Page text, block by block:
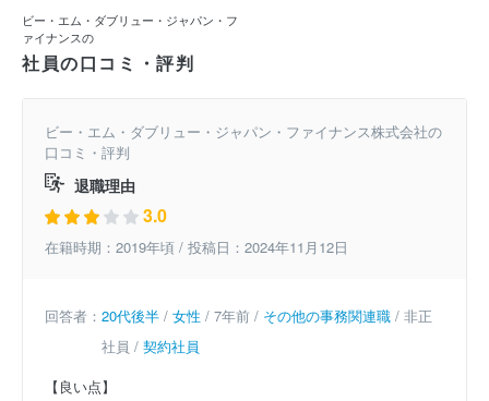
ビー・エム・ダブリュー・ジャパン・フ
ァイナンスの
社員の口コミ・評判
ビー・エム・ダブリュー・ジャパン・ファイナンス株式会社の
口コミ・評判
退職理由
3.0
在籍時期：2019年頃 / 投稿日：2024年11月12日
回答者： 20代後半 / 女性 / 7年前 / その他の事務関連職 / 非正
社員 / 契約社員
【良い点】